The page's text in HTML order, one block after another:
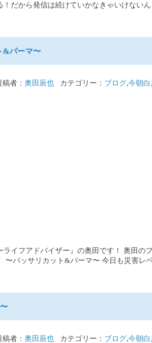
だから発信は続けていかなきゃいけないん
&パーマ〜
者： 奥田辰也カテゴリー： ブログ,今朝白
イフアドバイザー』の奥田です！ 奥田の
〜バッサリカット&パーマ〜 今日も災害レ
者： 奥田辰也カテゴリー： ブログ,今朝白